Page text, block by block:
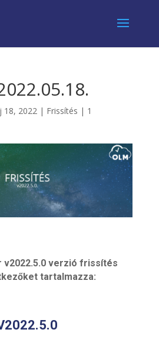
18, 2022| Frissítés | 1
v2022.5.0 verzió frissítés
tartalmazza: